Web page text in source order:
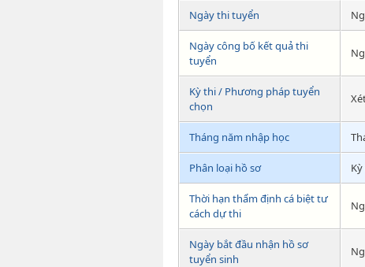
Ngày thi tuyển
Ngày công bố kết quả thi
tuyển
Kỳ thi / Phương pháp tuyển
chọn
Tháng năm nhập học
Phân loại hồ sơ
Thời hạn thẩm định cá biệt tư
cách dự thi
Ngày bắt đầu nhận hồ sơ
tuyển sinh